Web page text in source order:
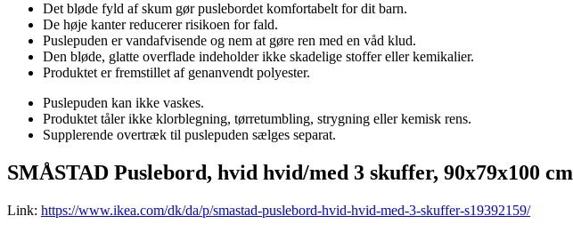
Det bløde fyld af skum gør puslebordet komfortabelt for dit barn.
De høje kanter reducerer risikoen for fald.
Puslepuden er vandafvisende og nem at gøre ren med en våd klud.
Den bløde, glatte overflade indeholder ikke skadelige stoffer eller kemikalier.
Produktet er fremstillet af genanvendt polyester.
Puslepuden kan ikke vaskes.
Produktet tåler ikke klorblegning, tørretumbling, strygning eller kemisk rens.
Supplerende overtræk til puslepuden sælges separat.
SMÅSTAD Puslebord, hvid hvid/med 3 skuffer, 90x79x100 cm
Link: https://www.ikea.com/dk/da/p/smastad-puslebord-hvid-hvid-med-3-skuffer-s19392159/